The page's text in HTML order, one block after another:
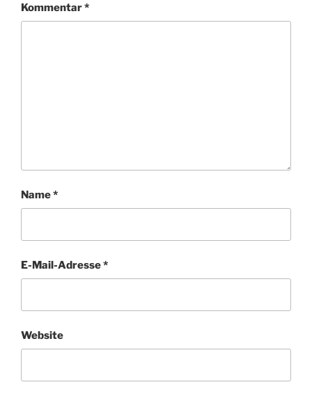
Kommentar*
Name*
E-Mail-Adresse*
Website